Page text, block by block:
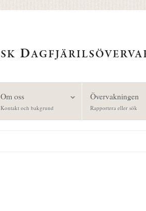
Om oss
Kontakt och bakgrund
Övervakningen
Rapportera eller sök